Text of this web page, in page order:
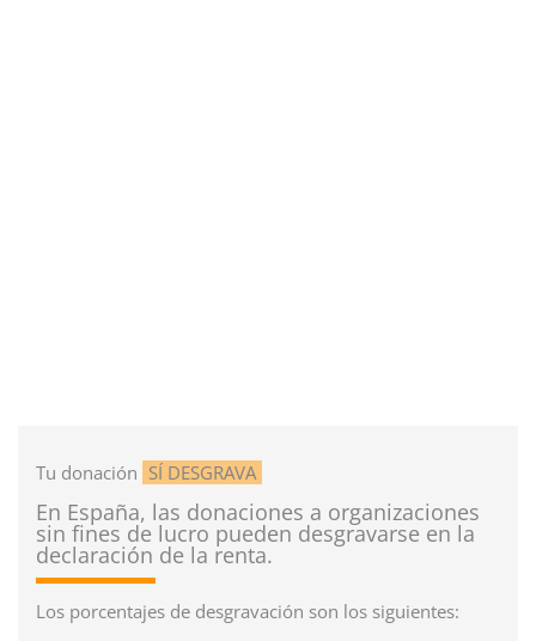
Tu donación SÍ DESGRAVA
En España, las donaciones a organizaciones
sin fines de lucro pueden desgravarse en la
declaración de la renta.
Los porcentajes de desgravación son los siguientes: